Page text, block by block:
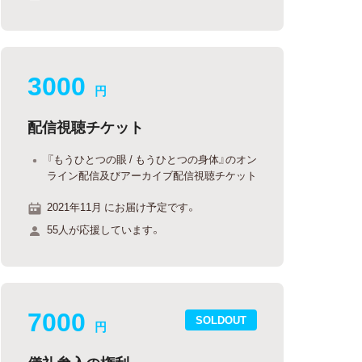
3000 円
配信視聴チケット
『もうひとつの眼 / もうひとつの身体』のオン
ライン配信及びアーカイブ配信視聴チケット
2021年11月 にお届け予定です。
55人が応援しています。
SOLDOUT
7000 円